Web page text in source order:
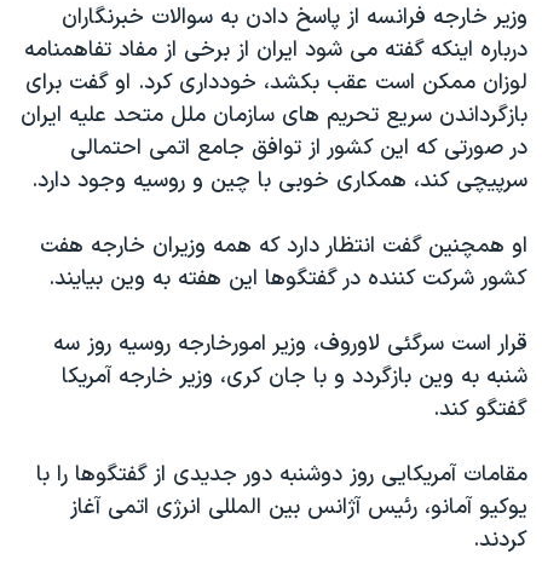
وزیر خارجه فرانسه از پاسخ دادن به سوالات خبرنگاران
درباره اینکه گفته می شود ایران از برخی از مفاد تفاهمنامه
لوزان ممکن است عقب بکشد، خودداری کرد. او گفت برای
بازگرداندن سریع تحریم های سازمان ملل متحد علیه ایران
در صورتی که این کشور از توافق جامع اتمی احتمالی
سرپیچی کند، همکاری خوبی با چین و روسیه وجود دارد.
او همچنین گفت انتظار دارد که همه وزیران خارجه هفت
کشور شرکت کننده در گفتگوها این هفته به وین بیایند.
قرار است سرگئی لاوروف، وزیر امورخارجه روسیه روز سه
شنبه به وین بازگردد و با جان کری، وزیر خارجه آمریکا
گفتگو کند.
مقامات آمریکایی روز دوشنبه دور جدیدی از گفتگوها را با
یوکیو آمانو، رئیس آژانس بین المللی انرژی اتمی آغاز
کردند.